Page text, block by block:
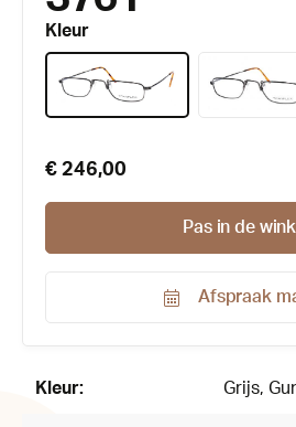
Kleur
€ 246,00
Pas in de
Afspraak
Kleur:
Grijs,